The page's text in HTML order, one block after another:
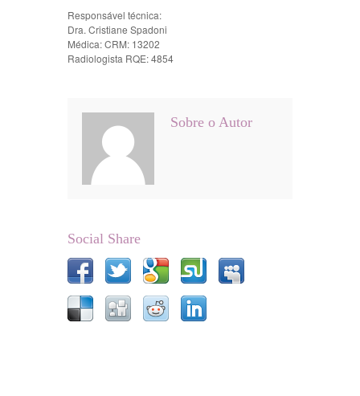
Responsável técnica:
Dra. Cristiane Spadoni
Médica: CRM: 13202
Radiologista RQE: 4854
Sobre o Autor
Social Share